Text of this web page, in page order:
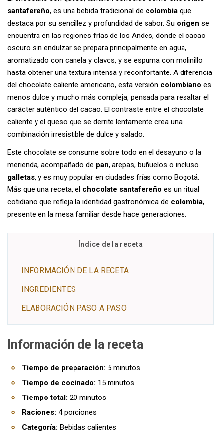
santafereño, es una bebida tradicional de colombia que
destaca por su sencillez y profundidad de sabor. Su origen se
encuentra en las regiones frías de los Andes, donde el cacao
oscuro sin endulzar se prepara principalmente en agua,
aromatizado con canela y clavos, y se espuma con molinillo
hasta obtener una textura intensa y reconfortante. A diferencia
del chocolate caliente americano, esta versión colombiano es
menos dulce y mucho más compleja, pensada para resaltar el
carácter auténtico del cacao. El contraste entre el chocolate
caliente y el queso que se derrite lentamente crea una
combinación irresistible de dulce y salado.
Este chocolate se consume sobre todo en el desayuno o la
merienda, acompañado de pan, arepas, buñuelos o incluso
galletas, y es muy popular en ciudades frías como Bogotá.
Más que una receta, el chocolate santafereño es un ritual
cotidiano que refleja la identidad gastronómica de colombia,
presente en la mesa familiar desde hace generaciones.
Índice de la receta
INFORMACIÓN DE LA RECETA
INGREDIENTES
ELABORACIÓN PASO A PASO
Información de la receta
Tiempo de preparación: 5 minutos
Tiempo de cocinado: 15 minutos
Tiempo total: 20 minutos
Raciones: 4 porciones
Categoría: Bebidas calientes